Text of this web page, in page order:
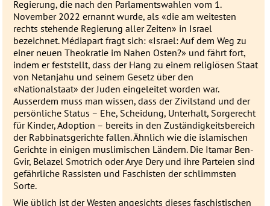
Regierung, die nach den Parlamentswahlen vom 1.
November 2022 ernannt wurde, als «die am weitesten
rechts stehende Regierung aller Zeiten» in Israel
bezeichnet. Médiapart fragt sich: «Israel: Auf dem Weg zu
einer neuen Theokratie im Nahen Osten?» und fährt fort,
indem er feststellt, dass der Hang zu einem religiösen Staat
von Netanjahu und seinem Gesetz über den
«Nationalstaat» der Juden eingeleitet worden war.
Ausserdem muss man wissen, dass der Zivilstand und der
persönliche Status – Ehe, Scheidung, Unterhalt, Sorgerecht
für Kinder, Adoption – bereits in den Zuständigkeitsbereich
der Rabbinatsgerichte fallen. Ähnlich wie die islamischen
Gerichte in einigen muslimischen Ländern. Die Itamar Ben-
Gvir, Belazel Smotrich oder Arye Dery und ihre Parteien sind
gefährliche Rassisten und Faschisten der schlimmsten
Sorte.
Wie üblich ist der Westen angesichts dieses faschistischen